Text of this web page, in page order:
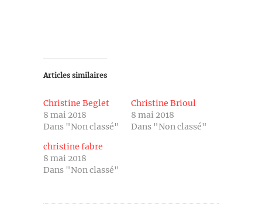
Articles similaires
Christine Beglet
8 mai 2018
Dans "Non classé"
Christine Brioul
8 mai 2018
Dans "Non classé"
christine fabre
8 mai 2018
Dans "Non classé"